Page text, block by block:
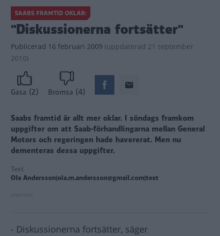
SAABS FRAMTID OKLAR:
"Diskussionerna fortsätter"
Publicerad 16 februari 2009 (uppdaterad 21 september
2010)
Gasa (2) Bromsa (4)
Saabs framtid är allt mer oklar. I söndags framkom
uppgifter om att Saab-förhandlingarna mellan General
Motors och regeringen hade havererat. Men nu
dementeras dessa uppgifter.
Text
Ola Andersson|ola.m.andersson@gmail.com|text
- Diskussionerna fortsätter, säger